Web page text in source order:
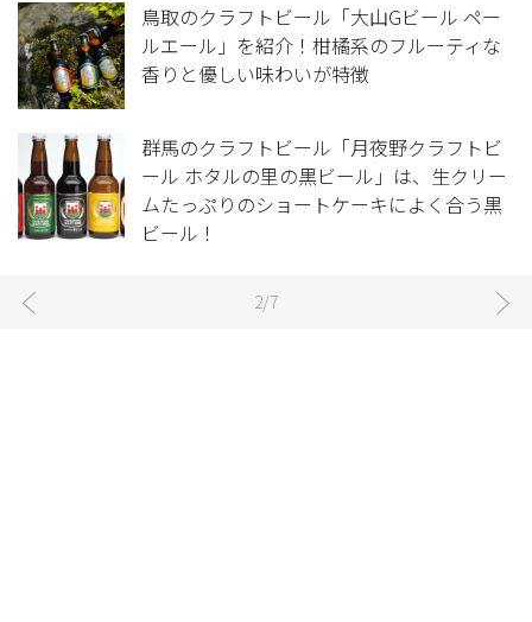
鳥取のクラフトビール「大山Gビール ペー
ルエール」を紹介！柑橘系のフルーティな
香りと優しい味わいが特徴
群馬のクラフトビール「月夜野クラフトビ
ール ホタルの里の黒ビール」は、生クリー
ムたっぷりのショートケーキによく合う黒
ビール！
2/7